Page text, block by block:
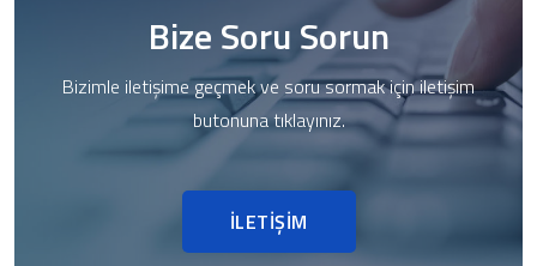
Bize Soru Sorun
Bizimle iletişime geçmek ve soru sormak için iletişim
butonuna tıklayınız.
İLETİŞİM